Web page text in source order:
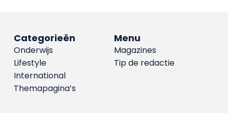
Menu
Magazines
Tip de redactie
Categorieën
Onderwijs
Lifestyle
International
Themapagina’s